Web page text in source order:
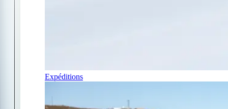
Expéditions